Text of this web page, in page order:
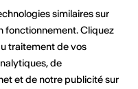
l'événement à votre
similaires sur
fonctionnement. Cliquez
traitement de vos
de
et de notre publicité sur